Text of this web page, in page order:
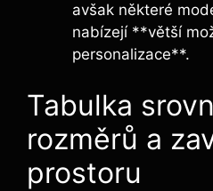
avšak některé
nabízejí **větší
personalizace**.
Tabulka
rozměrů a
prostoru